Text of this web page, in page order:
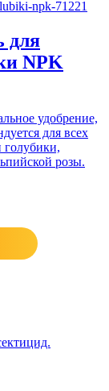
для
NPK
удобрение,
для всех
голубики,
розы.